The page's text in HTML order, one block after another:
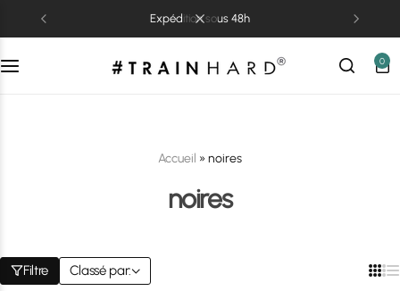
expédition sous 48h
0
Accueil » noires
noires
Filtre Classé par: